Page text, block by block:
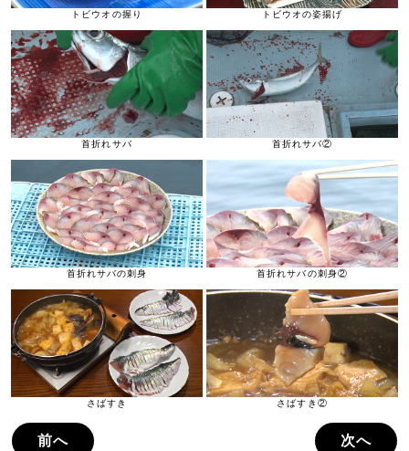
トビウオの握り トビウオの姿揚げ
首折れサバ 首折れサバ②
首折れサバの刺身 首折れサバの刺身②
さばすき さばすき②
前へ 次へ